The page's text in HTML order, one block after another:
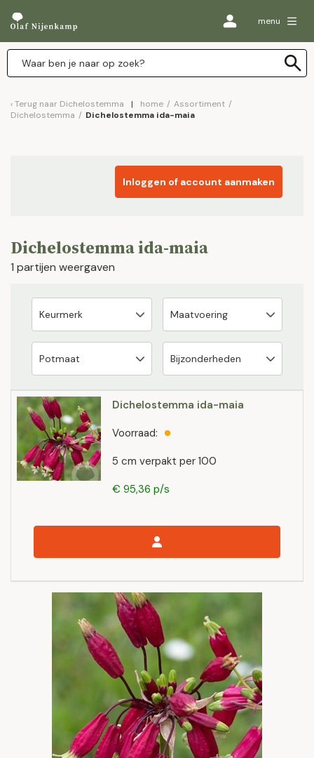
menu
Terug naar Dichelostemma home / Assortiment /
Dichelostemma / Dichelostemma ida-maia
Inloggen of account aanmaken
Dichelostemma ida-maia
1 partijen weergaven
Dichelostemma ida-maia
5 cm verpakt per 100
Voorraad:
€ 95,36 p/s